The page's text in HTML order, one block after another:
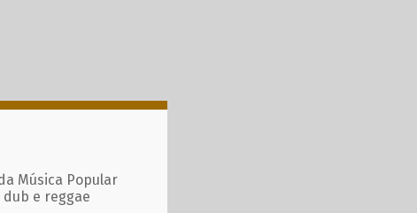
Música Popular
e reggae